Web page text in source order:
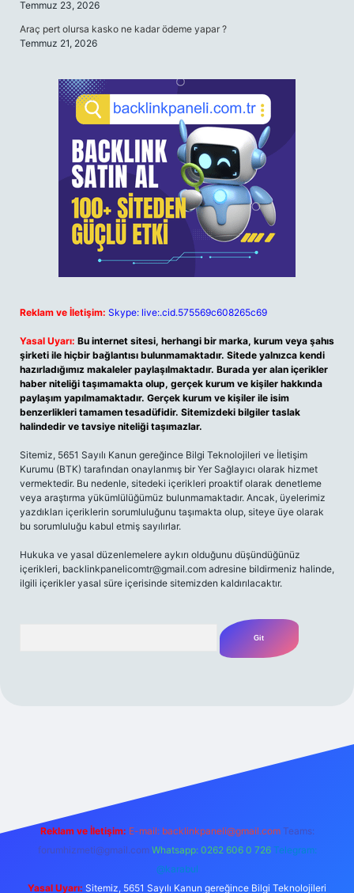
Temmuz 23, 2026
Araç pert olursa kasko ne kadar ödeme yapar ?
Temmuz 21, 2026
Reklam ve İletişim: Skype: live:.cid.575569c608265c69
Yasal Uyarı: Bu internet sitesi, herhangi bir marka, kurum veya şahıs
şirketi ile hiçbir bağlantısı bulunmamaktadır. Sitede yalnızca kendi
hazırladığımız makaleler paylaşılmaktadır. Burada yer alan içerikler
haber niteliği taşımamakta olup, gerçek kurum ve kişiler hakkında
paylaşım yapılmamaktadır. Gerçek kurum ve kişiler ile isim
benzerlikleri tamamen tesadüfidir. Sitemizdeki bilgiler taslak
halindedir ve tavsiye niteliği taşımazlar.
Sitemiz, 5651 Sayılı Kanun gereğince Bilgi Teknolojileri ve İletişim
Kurumu (BTK) tarafından onaylanmış bir Yer Sağlayıcı olarak hizmet
vermektedir. Bu nedenle, sitedeki içerikleri proaktif olarak denetleme
veya araştırma yükümlülüğümüz bulunmamaktadır. Ancak, üyelerimiz
yazdıkları içeriklerin sorumluluğunu taşımakta olup, siteye üye olarak
bu sorumluluğu kabul etmiş sayılırlar.
Hukuka ve yasal düzenlemelere aykırı olduğunu düşündüğünüz
içerikleri, backlinkpanelicomtr@gmail.com adresine bildirmeniz halinde,
ilgili içerikler yasal süre içerisinde sitemizden kaldırılacaktır.
m elexbet
Reklam ve İletişim: E-mail: backlinkpaneli@gmail.com Teams:
forumhizmeti@gmail.com Whatsapp: 0262 606 0 726 Telegram:
@karabul
Yasal Uyarı: Sitemiz, 5651 Sayılı Kanun gereğince Bilgi Teknolojileri